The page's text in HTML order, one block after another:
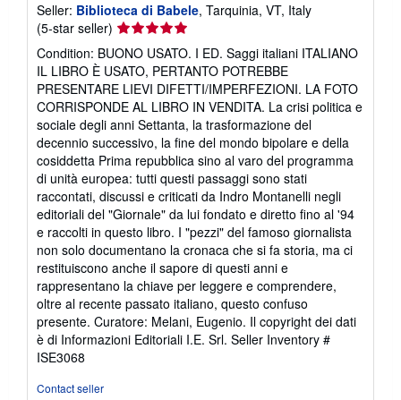
Seller: Biblioteca di Babele, Tarquinia, VT, Italy
(5-star seller) Seller
rating
5
out
of
5
stars
Condition: BUONO USATO. I ED. Saggi italiani ITALIANO
IL LIBRO È USATO, PERTANTO POTREBBE
PRESENTARE LIEVI DIFETTI/IMPERFEZIONI. LA FOTO
CORRISPONDE AL LIBRO IN VENDITA. La crisi politica e
sociale degli anni Settanta, la trasformazione del
decennio successivo, la fine del mondo bipolare e della
cosiddetta Prima repubblica sino al varo del programma
di unità europea: tutti questi passaggi sono stati
raccontati, discussi e criticati da Indro Montanelli negli
editoriali del "Giornale" da lui fondato e diretto fino al '94
e raccolti in questo libro. I "pezzi" del famoso giornalista
non solo documentano la cronaca che si fa storia, ma ci
restituiscono anche il sapore di questi anni e
rappresentano la chiave per leggere e comprendere,
oltre al recente passato italiano, questo confuso
presente. Curatore: Melani, Eugenio. Il copyright dei dati
è di Informazioni Editoriali I.E. Srl. Seller Inventory #
ISE3068
Contact seller